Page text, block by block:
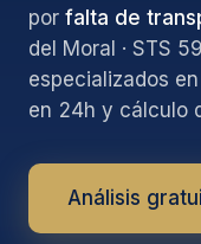
por falta de
del Moral · STS
especializados
en 24h y cálculo
Análisis